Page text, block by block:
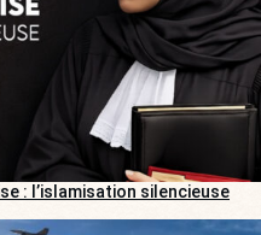
: l’islamisation silencieuse